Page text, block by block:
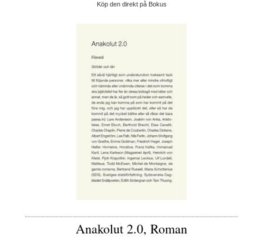
Köp den direkt på Bokus
Anakolut 2.0, Roman